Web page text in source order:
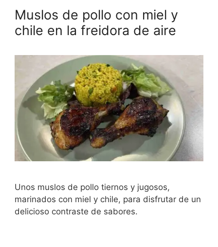
Muslos de pollo con miel y
chile en la freidora de aire
Unos muslos de pollo tiernos y jugosos,
marinados con miel y chile, para disfrutar de un
delicioso contraste de sabores.